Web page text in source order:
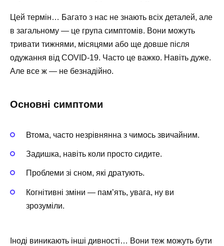
Цей термін… Багато з нас не знають всіх деталей, але
в загальному — це група симптомів. Вони можуть
тривати тижнями, місяцями або ще довше після
одужання від COVID-19. Часто це важко. Навіть дуже.
Але все ж — не безнадійно.
Основні симптоми
Втома, часто незрівнянна з чимось звичайним.
Задишка, навіть коли просто сидите.
Проблеми зі сном, які дратують.
Когнітивні зміни — пам’ять, увага, ну ви
зрозуміли.
Іноді виникають інші дивності… Вони теж можуть бути